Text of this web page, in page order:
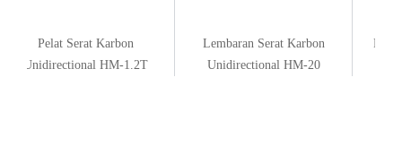
Pelat Serat Karbon
Unidirectional HM-1.2T
Lembaran Serat Karbon
Unidirectional HM-20